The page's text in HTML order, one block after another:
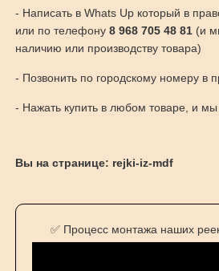
- Написать в Whats Up который в
или по телефону 8 968 705 48 81(и
наличию или производству товара)
- Позвонить по городскому номеру в
- Нажать купить в любом товаре, и
Вы на странице: rejki-iz-mdf
✅ Процесс монтажа наших